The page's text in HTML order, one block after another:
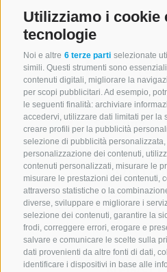
Utilizziamo i cookie
tecnologie
Noi e altre 6 terze parti selezionate
simili. Questi strumenti sono
contenuti digitali, migliorare la
per scopi pubblicitari. Ad esempio,
le seguenti finalità: archiviare
accedervi, utilizzare dati limitati per la
creare profili per la pubblicità
selezione di pubblicità
personalizzazione dei contenuti,
contenuti personalizzati, misurare le
misurare le prestazioni dei contenuti,
attraverso statistiche o la
diverse, sviluppare e migliorare i
selezione dei contenuti, garantire la
frodi, correggere errori, erogare e
salvare e comunicare le scelte sulla
dati provenienti da altre fonti di dati,
identificare i dispositivi in base alle
+39 0472